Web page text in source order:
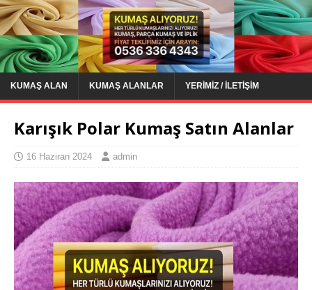
KUMAŞ ALAN KUMAŞ ALANLAR YERIMIZ / İLETIŞIM
Karışık Polar Kumaş Satın Alanlar
16 Haziran 2024 admin